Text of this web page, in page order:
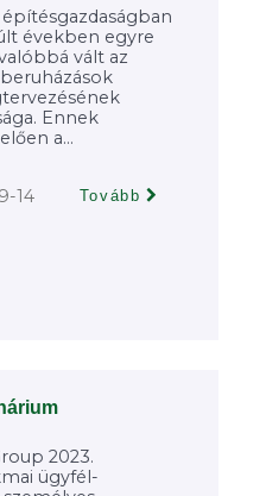
építésgazdaságban
években egyre
vált az
Ennek
a...
14 Tovább
2023.
ügyfél-